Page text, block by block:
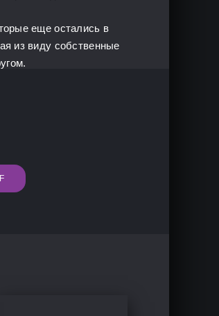
еще остались в
из виду собственные